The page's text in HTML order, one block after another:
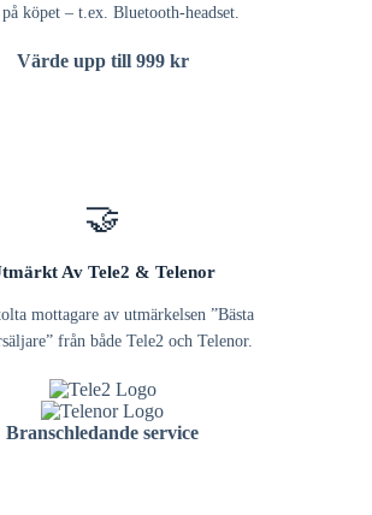
köpet – t.ex. Bluetooth-headset.
Värde upp till 999 kr
🤝
Av Tele2 & Telenor
mottagare av utmärkelsen ”Bästa
från både Tele2 och Telenor.
Branschledande service